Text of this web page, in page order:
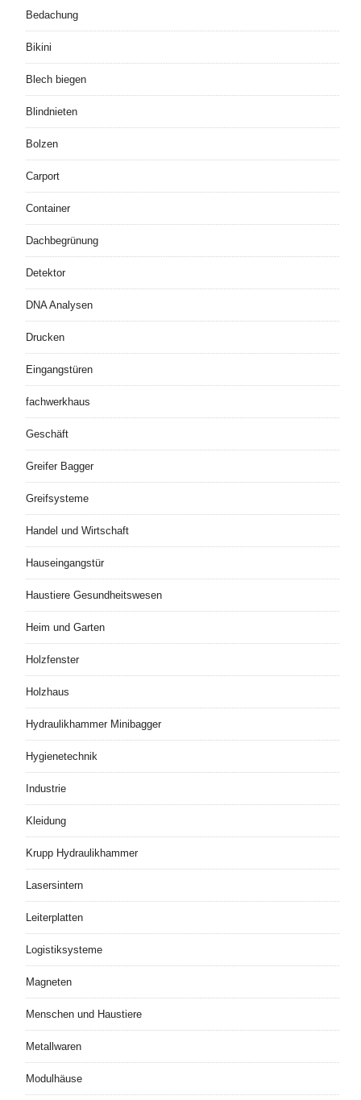
Bedachung
Bikini
Blech biegen
Blindnieten
Bolzen
Carport
Container
Dachbegrünung
Detektor
DNA Analysen
Drucken
Eingangstüren
fachwerkhaus
Geschäft
Greifer Bagger
Greifsysteme
Handel und Wirtschaft
Hauseingangstür
Haustiere Gesundheitswesen
Heim und Garten
Holzfenster
Holzhaus
Hydraulikhammer Minibagger
Hygienetechnik
Industrie
Kleidung
Krupp Hydraulikhammer
Lasersintern
Leiterplatten
Logistiksysteme
Magneten
Menschen und Haustiere
Metallwaren
Modulhäuse